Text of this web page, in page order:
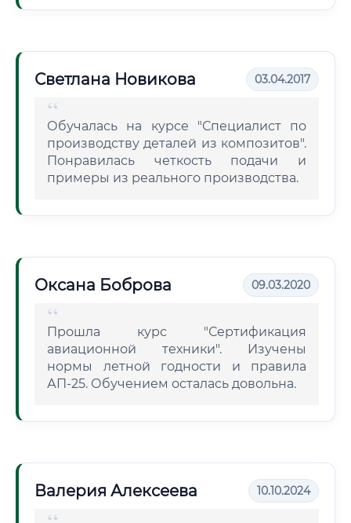
Светлана Новикова 03.04.2017
Обучалась на курсе "Специалист по
производству деталей из композитов".
Понравилась четкость подачи и
примеры из реального производства.
Оксана Боброва 09.03.2020
Прошла курс "Сертификация
авиационной техники". Изучены
нормы летной годности и правила
АП-25. Обучением осталась довольна.
Валерия Алексеева 10.10.2024